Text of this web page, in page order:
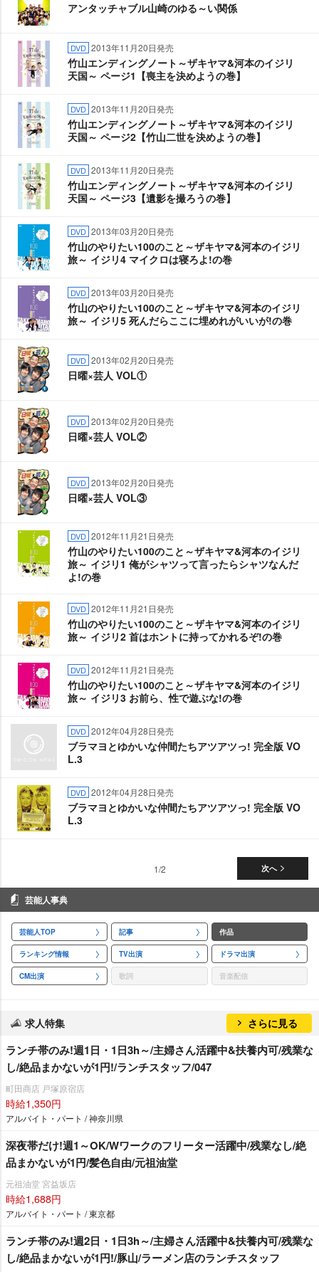
アンタッチャブル山崎のゆる～い関係
DVD 2013年11月20日発売
竹山エンディングノート～ザキヤマ&河本のイジリ
天国～ ページ1【喪主を決めようの巻】
DVD 2013年11月20日発売
竹山エンディングノート～ザキヤマ&河本のイジリ
天国～ ページ2【竹山二世を決めようの巻】
DVD 2013年11月20日発売
竹山エンディングノート～ザキヤマ&河本のイジリ
天国～ ページ3【遺影を撮ろうの巻】
DVD 2013年03月20日発売
竹山のやりたい100のこと～ザキヤマ&河本のイジリ
旅～ イジリ4 マイクロは寝ろよ!の巻
DVD 2013年03月20日発売
竹山のやりたい100のこと～ザキヤマ&河本のイジリ
旅～ イジリ5 死んだらここに埋めれがいいが!の巻
DVD 2013年02月20日発売
日曜×芸人 VOL①
DVD 2013年02月20日発売
日曜×芸人 VOL②
DVD 2013年02月20日発売
日曜×芸人 VOL③
DVD 2012年11月21日発売
竹山のやりたい100のこと～ザキヤマ&河本のイジリ
旅～ イジリ1 俺がシャツって言ったらシャツなんだ
よ!の巻
DVD 2012年11月21日発売
竹山のやりたい100のこと～ザキヤマ&河本のイジリ
旅～ イジリ2 首はホントに持ってかれるぞ!の巻
DVD 2012年11月21日発売
竹山のやりたい100のこと～ザキヤマ&河本のイジリ
旅～ イジリ3 お前ら、性で遊ぶな!の巻
DVD 2012年04月28日発売
ブラマヨとゆかいな仲間たちアツアツっ! 完全版 VO
L.3
DVD 2012年04月28日発売
ブラマヨとゆかいな仲間たちアツアツっ! 完全版 VO
L.3
次へ
1/2
芸能人事典
芸能人TOP 記事 作品
ランキング情報 TV出演 ドラマ出演
CM出演 歌詞 音楽配信
求人特集 さらに見る
ランチ帯のみ!週1日・1日3h～/主婦さん活躍中&扶養内可/残業な
し/絶品まかないが1円!/ランチスタッフ/047
町田商店 戸塚原宿店
時給1,350円
アルバイト・パート / 神奈川県
深夜帯だけ!週1～OK/Wワークのフリーター活躍中/残業なし/絶
品まかないが1円/髪色自由/元祖油堂
元祖油堂 宮益坂店
時給1,688円
アルバイト・パート / 東京都
ランチ帯のみ!週2日・1日3h～/主婦さん活躍中&扶養内可/残業な
し/絶品まかないが1円!/豚山/ラーメン店のランチスタッフ